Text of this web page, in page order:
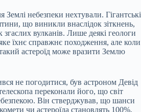
Землі небезпеки нехтували. Гігантські
що виникли внаслідок зіткнень,
згаслих вулканів. Лише деякі геологи
їхнє справжнє походження, але коли
астероїд може вразити Землю
не погодитися, був астроном Девід
переконали його, що світ
Він стверджував, що шанси
чи астероїда становлять 100%.